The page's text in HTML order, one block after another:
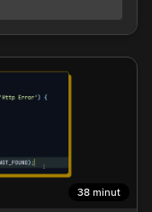
38 minut